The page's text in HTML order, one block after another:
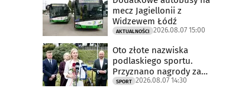
mecz Jagiellonii z
Widzewem Łódź
AKTUALNOŚCI 2026.08.07 15:00
Oto złote nazwiska
podlaskiego sportu.
Przyznano nagrody za
2025 rok
SPORT 2026.08.07 14:30